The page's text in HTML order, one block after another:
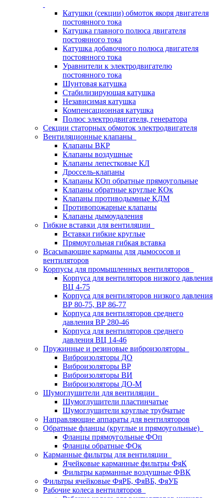
Катушки (секции) обмоток якоря двигателя
постоянного тока
Катушка главного полюса двигателя
постоянного тока
Катушка добавочного полюса двигателя
постоянного тока
Уравнители к электродвигателю
постоянного тока
Шунтовая катушка
Стабилизирующая катушка
Независимая катушка
Компенсационная катушка
Полюс электродвигателя, генератора
Секции статорных обмоток электродвигателя
Вентиляционные клапаны
Клапаны ВКР
Клапаны воздушные
Клапаны лепестковые КЛ
Дроссель-клапаны
Клапаны КОп обратные прямоугольные
Клапаны обратные круглые КОк
Клапаны противодымные КДМ
Противопожарные клапаны
Клапаны дымоудаления
Гибкие вставки для вентиляции
Вставки гибкие круглые
Прямоугольная гибкая вставка
Всасывающие карманы для дымососов и
вентиляторов
Корпусы для промышленных вентиляторов
Корпуса для вентиляторов низкого давления
ВЦ 4-75
Корпуса для вентиляторов низкого давления
ВР 80-75, ВР 86-77
Корпуса для вентиляторов среднего
давления ВР 280-46
Корпуса для вентиляторов среднего
давления ВЦ 14-46
Пружинные и резиновые виброизоляторы
Виброизоляторы ДО
Виброизоляторы ВР
Виброизоляторы ВИ
Виброизоляторы ДО-М
Шумоглушители для вентиляции
Шумоглушители пластинчатые
Шумоглушители круглые трубчатые
Направляющие аппараты для вентиляторов
Обратные фланцы (круглые и прямоугольные)
Фланцы прямоугольные ФОп
Фланцы обратные ФОк
Карманные фильтры для вентиляции
Ячейковые карманные фильтры ФяК
Фильтры карманные воздушные ФВК
Фильтры ячейковые ФяРБ, ФяВБ, ФяУБ
Рабочие колеса вентиляторов